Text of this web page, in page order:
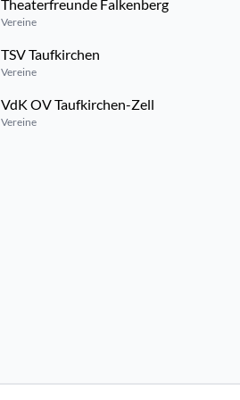
Theaterfreunde Falkenberg
Vereine
TSV Taufkirchen
Vereine
VdK OV Taufkirchen-Zell
Vereine